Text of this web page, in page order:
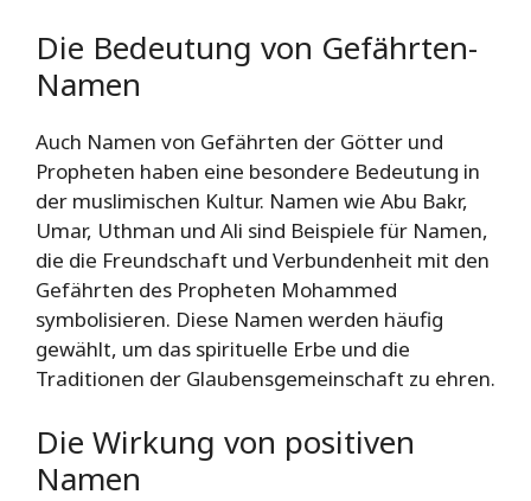
Die Bedeutung von Gefährten-
Namen
Auch Namen von Gefährten der Götter und
Propheten haben eine besondere Bedeutung in
der muslimischen Kultur. Namen wie Abu Bakr,
Umar, Uthman und Ali sind Beispiele für Namen,
die die Freundschaft und Verbundenheit mit den
Gefährten des Propheten Mohammed
symbolisieren. Diese Namen werden häufig
gewählt, um das spirituelle Erbe und die
Traditionen der Glaubensgemeinschaft zu ehren.
Die Wirkung von positiven
Namen